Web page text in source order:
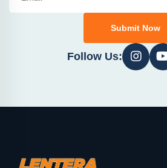
Submit Now
Follow Us: